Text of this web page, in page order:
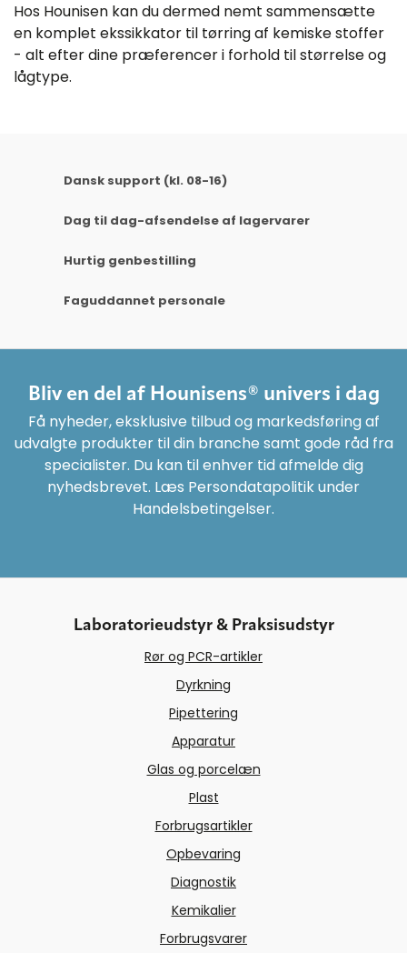
Hos Hounisen kan du dermed nemt sammensætte
en komplet ekssikkator til tørring af kemiske stoffer
- alt efter dine præferencer i forhold til størrelse og
lågtype.
Dansk support (kl. 08-16)
Dag til dag-afsendelse af lagervarer
Hurtig genbestilling
Faguddannet personale
Bliv en del af Hounisens® univers i dag
Få nyheder, eksklusive tilbud og markedsføring af
udvalgte produkter til din branche samt gode råd fra
specialister. Du kan til enhver tid afmelde dig
nyhedsbrevet. Læs Persondatapolitik under
Handelsbetingelser.
Laboratorieudstyr & Praksisudstyr
Rør og PCR-artikler
Dyrkning
Pipettering
Apparatur
Glas og porcelæn
Plast
Forbrugsartikler
Opbevaring
Diagnostik
Kemikalier
Forbrugsvarer